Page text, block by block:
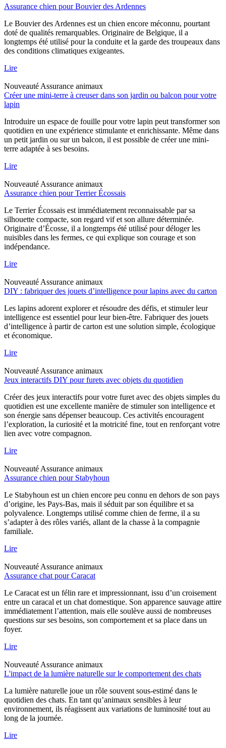
Assurance chien pour Bouvier des Ardennes
Le Bouvier des Ardennes est un chien encore méconnu, pourtant
doté de qualités remarquables. Originaire de Belgique, il a
longtemps été utilisé pour la conduite et la garde des troupeaux dans
des conditions climatiques exigeantes.
Lire
Nouveauté Assurance animaux
Créer une mini-terre à creuser dans son jardin ou balcon pour votre
lapin
Introduire un espace de fouille pour votre lapin peut transformer son
quotidien en une expérience stimulante et enrichissante. Même dans
un petit jardin ou sur un balcon, il est possible de créer une mini-
terre adaptée à ses besoins.
Lire
Nouveauté Assurance animaux
Assurance chien pour Terrier Écossais
Le Terrier Écossais est immédiatement reconnaissable par sa
silhouette compacte, son regard vif et son allure déterminée.
Originaire d’Écosse, il a longtemps été utilisé pour déloger les
nuisibles dans les fermes, ce qui explique son courage et son
indépendance.
Lire
Nouveauté Assurance animaux
DIY : fabriquer des jouets d’intelligence pour lapins avec du carton
Les lapins adorent explorer et résoudre des défis, et stimuler leur
intelligence est essentiel pour leur bien-être. Fabriquer des jouets
d’intelligence à partir de carton est une solution simple, écologique
et économique.
Lire
Nouveauté Assurance animaux
Jeux interactifs DIY pour furets avec objets du quotidien
Créer des jeux interactifs pour votre furet avec des objets simples du
quotidien est une excellente manière de stimuler son intelligence et
son énergie sans dépenser beaucoup. Ces activités encouragent
l’exploration, la curiosité et la motricité fine, tout en renforçant votre
lien avec votre compagnon.
Lire
Nouveauté Assurance animaux
Assurance chien pour Stabyhoun
Le Stabyhoun est un chien encore peu connu en dehors de son pays
d’origine, les Pays-Bas, mais il séduit par son équilibre et sa
polyvalence. Longtemps utilisé comme chien de ferme, il a su
s’adapter à des rôles variés, allant de la chasse à la compagnie
familiale.
Lire
Nouveauté Assurance animaux
Assurance chat pour Caracat
Le Caracat est un félin rare et impressionnant, issu d’un croisement
entre un caracal et un chat domestique. Son apparence sauvage attire
immédiatement l’attention, mais elle soulève aussi de nombreuses
questions sur ses besoins, son comportement et sa place dans un
foyer.
Lire
Nouveauté Assurance animaux
L'impact de la lumière naturelle sur le comportement des chats
La lumière naturelle joue un rôle souvent sous-estimé dans le
quotidien des chats. En tant qu’animaux sensibles à leur
environnement, ils réagissent aux variations de luminosité tout au
long de la journée.
Lire